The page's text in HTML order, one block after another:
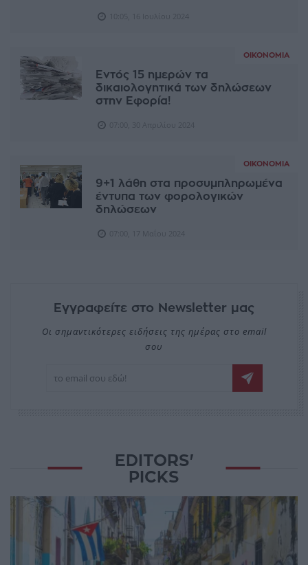
ΟΙΚΟΝΟΜΊΑ
Εντός 15 ημερών τα
δικαιολογητικά των δηλώσεων
στην Εφορία!
ΟΙΚΟΝΟΜΊΑ
9+1 λάθη στα προσυμπληρωμένα
έντυπα των φορολογικών
δηλώσεων
Εγγραφείτε στο Newsletter μας
Οι σημαντικότερες ειδήσεις της ημέρας στο email
σου
EDITORS'
PICKS